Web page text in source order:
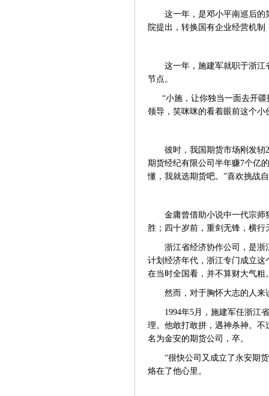
这一年，是邓小平南巡后的
院提出，转换国有企业经营机
这一年，施建军就职于浙
节点。
“小施，让你独当一面去开
领导，笑咪咪的看着眼前这个
彼时，我国期货市场刚发轫
期货经纪有限公司半年赚7个亿
懂，我就选期货吧。”喜欢挑战
金庸曾借助小说中一代宗
胜；四十岁前，重剑无锋，横
浙江省经济协作公司，是
计划经济年代，浙江专门成立
在当时全国看，并不算财大气粗
然而，对于胸怀大志的人
1994年5月，施建军任浙江
理。他敢打敢拼，遇神杀神。不
名为金安的期货公司，卒。
“很快公司又成立了永安期
烙在了他心里。